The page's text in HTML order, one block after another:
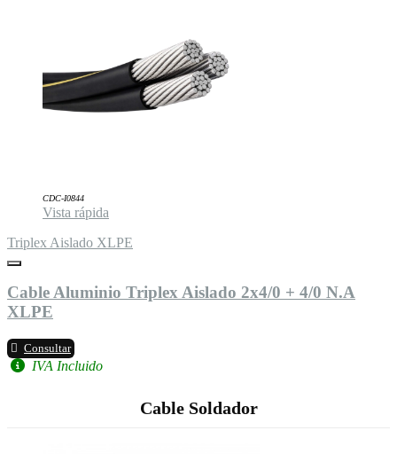
CDC-I0844
Vista rápida
Triplex Aislado XLPE
Cable Aluminio Triplex Aislado 2x4/0 + 4/0 N.A
XLPE
Consultar
IVA Incluido
Cable Soldador